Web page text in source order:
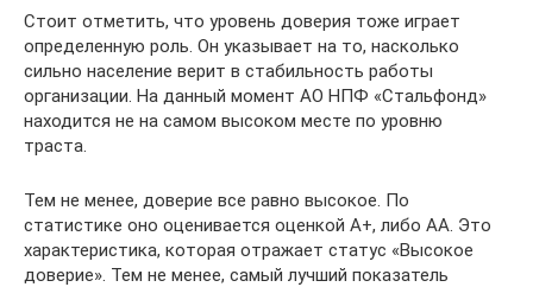
Стоит отметить, что уровень доверия тоже играет
определенную роль. Он указывает на то, насколько
сильно население верит в стабильность работы
организации. На данный момент АО НПФ «Стальфонд»
находится не на самом высоком месте по уровню
траста.
Тем не менее, доверие все равно высокое. По
статистике оно оценивается оценкой A+, либо AA. Это
характеристика, которая отражает статус «Высокое
доверие». Тем не менее, самый лучший показатель